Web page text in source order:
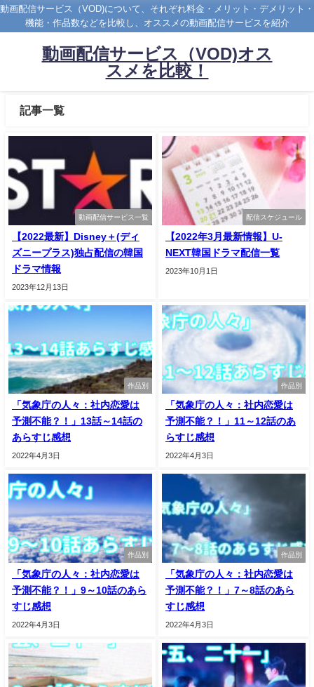
動画配信サービス（VOD)について、それぞれ料金・メリット・デメリット・
機能・作品数などを比較し、オススメの動画配信サービスを紹介
動画配信サービス（VOD)オス
スメを比較！
記事一覧
動画配信サービス一覧
【2022最新】Disney＋(ディ
ズニープラス)独占配信の韓国
ドラマ情報
2023年12月13日
配信スケジュール
【2022年3月最新情報】U-
NEXT韓国ドラマ配信一覧
2023年10月1日
作品別
「気象庁の人々：社内恋愛は
予測不能？！」13話～14話の
あらすじ感想
2022年4月3日
作品別
「気象庁の人々：社内恋愛は
予測不能？！」11～12話のあ
らすじ感想
2022年4月3日
作品別
「気象庁の人々：社内恋愛は
予測不能？！」9～10話のあら
すじ感想
2022年4月3日
作品別
「気象庁の人々：社内恋愛は
予測不能？！」7～8話のあら
すじ感想
2022年4月3日